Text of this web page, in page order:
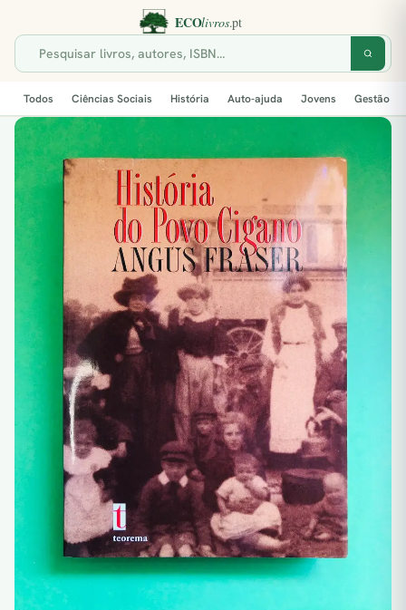
Todos Ciências Sociais História Auto-ajuda Jovens Gestão